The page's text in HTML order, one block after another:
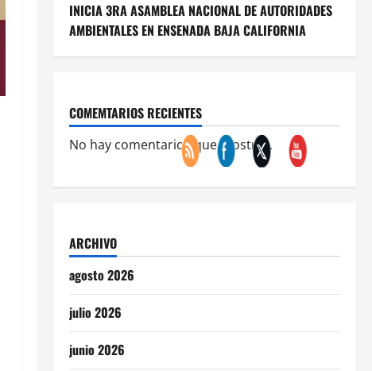
INICIA 3RA ASAMBLEA NACIONAL DE AUTORIDADES
AMBIENTALES EN ENSENADA BAJA CALIFORNIA
COMEMTARIOS RECIENTES
No hay comentarios que mostrar.
ARCHIVO
agosto 2026
julio 2026
junio 2026